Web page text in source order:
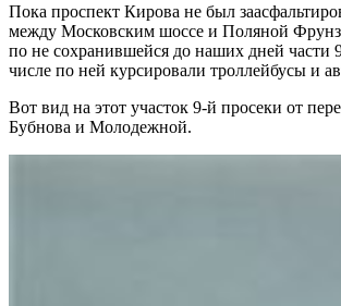
Пока проспект Кирова не был
между Московским шоссе и Поляной
по не сохранившейся до наших дней части
числе по ней курсировали троллейбусы и
Вот вид на этот участок 9-й просеки от
Бубнова и Молодежной.